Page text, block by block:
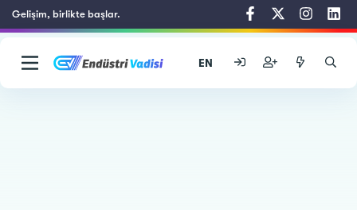
Gelişim, birlikte başlar.
EN